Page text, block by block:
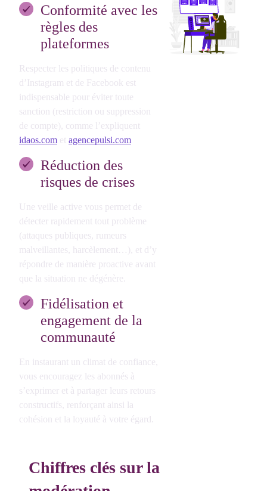
Conformité avec les
règles des
plateformes
Respecter les politiques de contenu
d’Instagram et de Facebook est
indispensable pour éviter toute
sanction (restriction ou suppression
de compte), comme l’expliquent
idaos.com et agencepulsi.com
Réduction des
risques de crises
Une veille active vous permet de
détecter rapidement tout problème
(attaques publiques, rumeurs
malveillantes, harcèlement…), et d’y
répondre de manière proactive avant
que la situation ne dégénère.
Fidélisation et
engagement de la
communauté
En instaurant un climat de confiance,
vous encouragez les abonnés à
s’exprimer et à partager leurs retours
constructifs, renforçant ainsi la
cohésion et la loyauté à votre égard.
Chiffres clés sur la